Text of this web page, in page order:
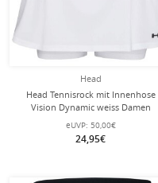
Head
Head Tennisrock mit Innenhose
Vision Dynamic weiss Damen
eUVP: 50,00€
24,95€